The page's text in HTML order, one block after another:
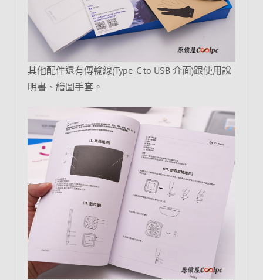
其他配件還有傳輸線(Type-C to USB 介面)跟使用說
明書、繪圖手套。